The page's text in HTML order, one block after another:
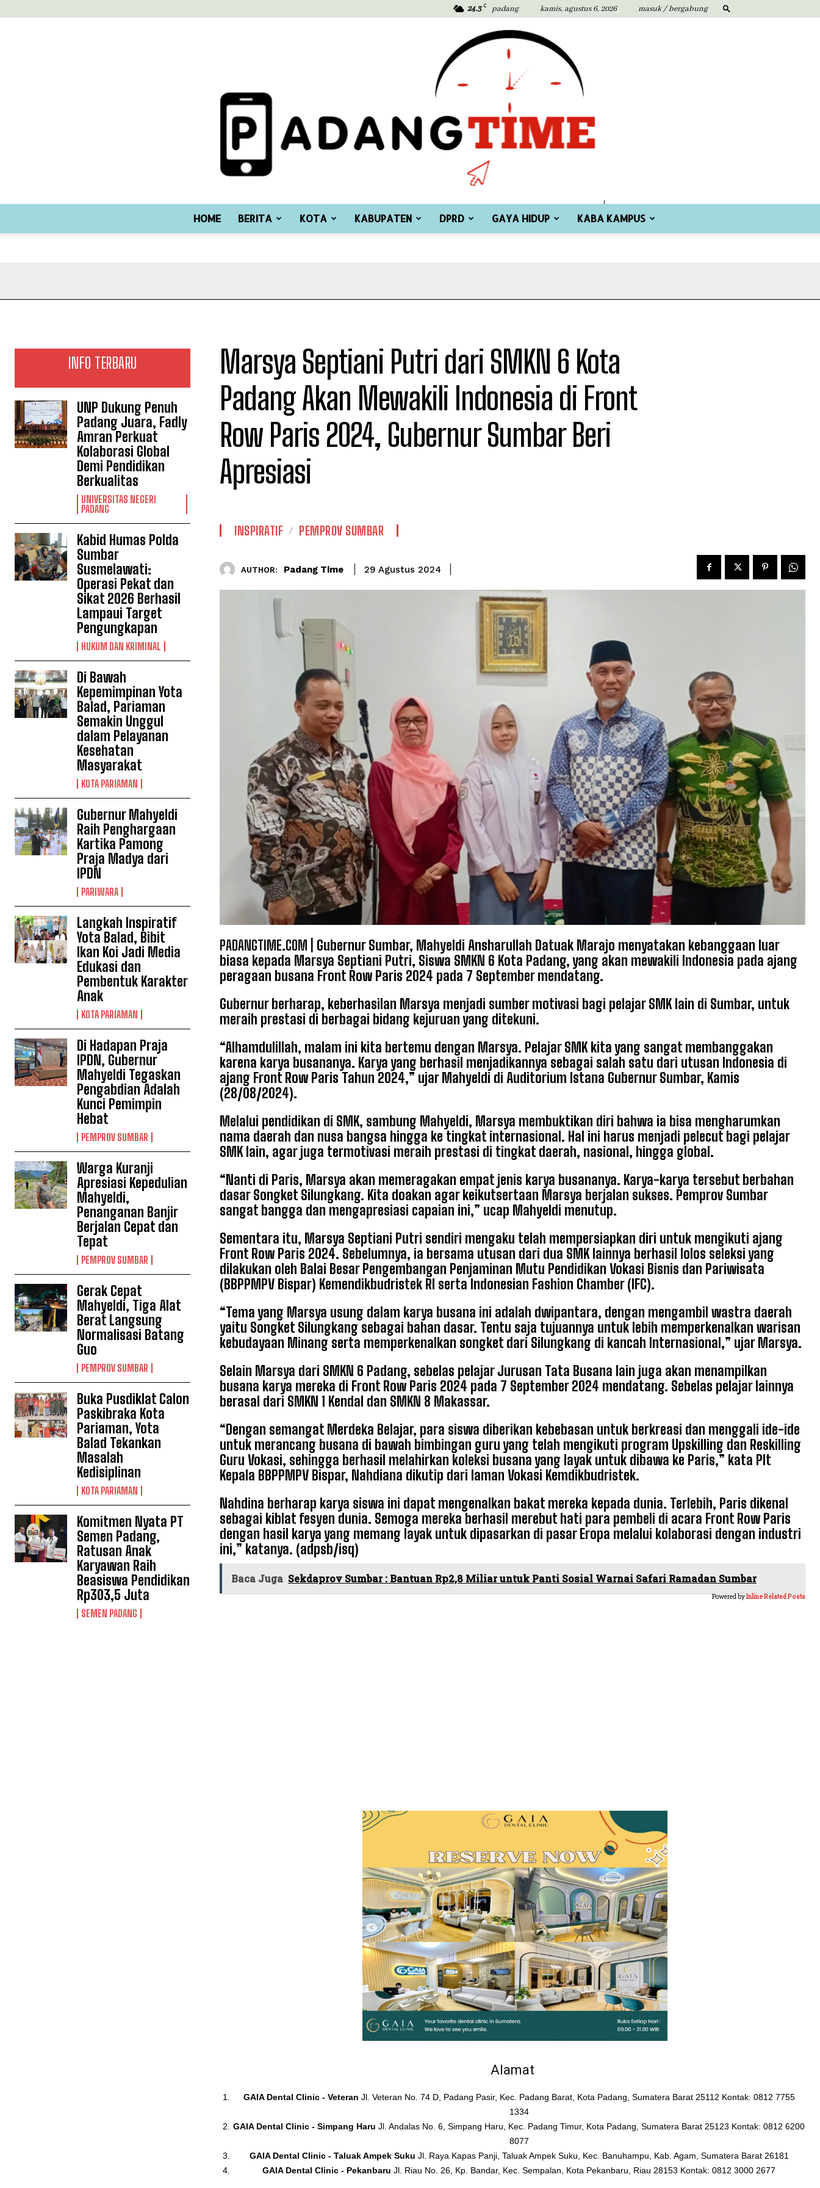
24.3 C padang kamis, agustus 6, 2026 masuk / bergabung
HOME BERITA KOTA KABUPATEN DPRD GAYA HIDUP KABA KAMPUS
INFO TERBARU
UNP Dukung Penuh
Padang Juara, Fadly
Amran Perkuat
Kolaborasi Global
Demi Pendidikan
Berkualitas
UNIVERSITAS NEGERI
PADANG
Kabid Humas Polda
Sumbar
Susmelawati:
Operasi Pekat dan
Sikat 2026 Berhasil
Lampaui Target
Pengungkapan
HUKUM DAN KRIMINAL
Di Bawah
Kepemimpinan Yota
Balad, Pariaman
Semakin Unggul
dalam Pelayanan
Kesehatan
Masyarakat
KOTA PARIAMAN
Gubernur Mahyeldi
Raih Penghargaan
Kartika Pamong
Praja Madya dari
IPDN
PARIWARA
Langkah Inspiratif
Yota Balad, Bibit
Ikan Koi Jadi Media
Edukasi dan
Pembentuk Karakter
Anak
KOTA PARIAMAN
Di Hadapan Praja
IPDN, Gubernur
Mahyeldi Tegaskan
Pengabdian Adalah
Kunci Pemimpin
Hebat
PEMPROV SUMBAR
Warga Kuranji
Apresiasi Kepedulian
Mahyeldi,
Penanganan Banjir
Berjalan Cepat dan
Tepat
PEMPROV SUMBAR
Gerak Cepat
Mahyeldi, Tiga Alat
Berat Langsung
Normalisasi Batang
Guo
PEMPROV SUMBAR
Buka Pusdiklat Calon
Paskibraka Kota
Pariaman, Yota
Balad Tekankan
Masalah
Kedisiplinan
KOTA PARIAMAN
Komitmen Nyata PT
Semen Padang,
Ratusan Anak
Karyawan Raih
Beasiswa Pendidikan
Rp303,5 Juta
SEMEN PADANG
Marsya Septiani Putri dari SMKN 6 Kota
Padang Akan Mewakili Indonesia di Front
Row Paris 2024, Gubernur Sumbar Beri
Apresiasi
INSPIRATIF PEMPROV SUMBAR
AUTHOR: Padang Time 29 Agustus 2024
PADANGTIME.COM |
Gubernur Sumbar, Mahyeldi Ansharullah Datuak Marajo menyatakan kebanggaan luar
biasa kepada Marsya Septiani Putri, Siswa SMKN 6 Kota Padang, yang akan mewakili Indonesia pada ajang
peragaan busana Front Row Paris 2024 pada 7 September mendatang.
Gubernur berharap, keberhasilan Marsya menjadi sumber motivasi bagi pelajar SMK lain di Sumbar, untuk
meraih prestasi di berbagai bidang kejuruan yang ditekuni.
“Alhamdulillah, malam ini kita bertemu dengan Marsya. Pelajar SMK kita yang sangat membanggakan
karena karya busananya. Karya yang berhasil menjadikannya sebagai salah satu dari utusan Indonesia di
ajang Front Row Paris Tahun 2024,” ujar Mahyeldi di Auditorium Istana Gubernur Sumbar, Kamis
(28/08/2024).
Melalui pendidikan di SMK, sambung Mahyeldi, Marsya membuktikan diri bahwa ia bisa mengharumkan
nama daerah dan nusa bangsa hingga ke tingkat internasional. Hal ini harus menjadi pelecut bagi pelajar
SMK lain, agar juga termotivasi meraih prestasi di tingkat daerah, nasional, hingga global.
“Nanti di Paris, Marsya akan memeragakan empat jenis karya busananya. Karya-karya tersebut berbahan
dasar Songket Silungkang. Kita doakan agar keikutsertaan Marsya berjalan sukses. Pemprov Sumbar
sangat bangga dan mengapresiasi capaian ini,” ucap Mahyeldi menutup.
Sementara itu, Marsya Septiani Putri sendiri mengaku telah mempersiapkan diri untuk mengikuti ajang
Front Row Paris 2024. Sebelumnya, ia bersama utusan dari dua SMK lainnya berhasil lolos seleksi yang
dilakukan oleh Balai Besar Pengembangan Penjaminan Mutu Pendidikan Vokasi Bisnis dan Pariwisata
(BBPPMPV Bispar) Kemendikbudristek RI serta Indonesian Fashion Chamber (IFC).
“Tema yang Marsya usung dalam karya busana ini adalah dwipantara, dengan mengambil wastra daerah
yaitu Songket Silungkang sebagai bahan dasar. Tentu saja tujuannya untuk lebih memperkenalkan warisan
kebudayaan Minang serta memperkenalkan songket dari Silungkang di kancah Internasional,” ujar Marsya.
Selain Marsya dari SMKN 6 Padang, sebelas pelajar Jurusan Tata Busana lain juga akan menampilkan
busana karya mereka di Front Row Paris 2024 pada 7 September 2024 mendatang. Sebelas pelajar lainnya
berasal dari SMKN 1 Kendal dan SMKN 8 Makassar.
“Dengan semangat Merdeka Belajar, para siswa diberikan kebebasan untuk berkreasi dan menggali ide-ide
untuk merancang busana di bawah bimbingan guru yang telah mengikuti program Upskilling dan Reskilling
Guru Vokasi, sehingga berhasil melahirkan koleksi busana yang layak untuk dibawa ke Paris,” kata Plt
Kepala BBPPMPV Bispar, Nahdiana dikutip dari laman Vokasi Kemdikbudristek.
Nahdina berharap karya siswa ini dapat mengenalkan bakat mereka kepada dunia. Terlebih, Paris dikenal
sebagai kiblat fesyen dunia. Semoga mereka berhasil merebut hati para pembeli di acara Front Row Paris
dengan hasil karya yang memang layak untuk dipasarkan di pasar Eropa melalui kolaborasi dengan industri
ini,” katanya. (adpsb/isq)
Baca Juga Sekdaprov Sumbar : Bantuan Rp2,8 Miliar untuk Panti Sosial Warnai Safari Ramadan Sumbar
Powered byInline Related Posts
Alamat
GAIA Dental Clinic - Veteran Jl. Veteran No. 74 D, Padang Pasir, Kec. Padang Barat, Kota Padang, Sumatera Barat 25112 Kontak: 0812 7755
1334
GAIA Dental Clinic - Simpang Haru Jl. Andalas No. 6, Simpang Haru, Kec. Padang Timur, Kota Padang, Sumatera Barat 25123 Kontak: 0812 6200
8077
GAIA Dental Clinic - Taluak Ampek Suku Jl. Raya Kapas Panji, Taluak Ampek Suku, Kec. Banuhampu, Kab. Agam, Sumatera Barat 26181
GAIA Dental Clinic - Pekanbaru Jl. Riau No. 26, Kp. Bandar, Kec. Sempalan, Kota Pekanbaru, Riau 28153 Kontak: 0812 3000 2677